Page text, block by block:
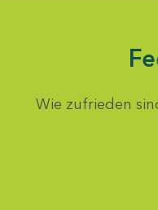
Wie zufrieden